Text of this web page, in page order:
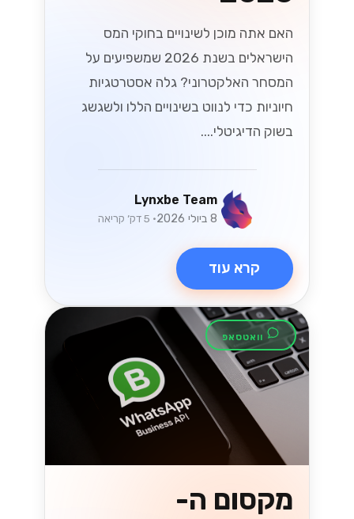
האם אתה מוכן לשינויים בחוקי המס
הישראלים בשנת 2026 שמשפיעים על
המסחר האלקטרוני? גלה אסטרטגיות
חיוניות כדי לנווט בשינויים הללו ולשגשג
בשוק הדיגיטלי....
Lynxbe Team
8 ביולי 2026 • 5 דק׳ קריאה
קרא עוד
וואטסאפ
מקסום ה-